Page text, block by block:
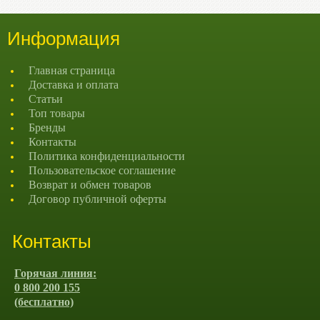
Информация
Главная страница
Доставка и оплата
Статьи
Топ товары
Бренды
Контакты
Политика конфиденциальности
Пользовательское соглашение
Возврат и обмен товаров
Договор публичной оферты
Контакты
Горячая линия:
0 800 200 155
(бесплатно)